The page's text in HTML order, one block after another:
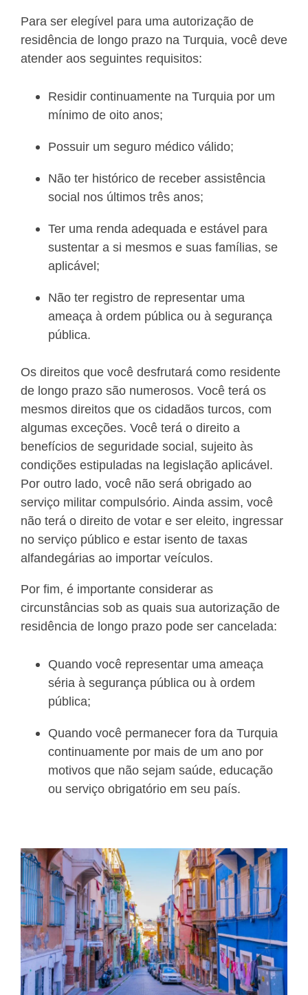
Para ser elegível para uma autorização de
residência de longo prazo na Turquia, você deve
atender aos seguintes requisitos:
Residir continuamente na Turquia por um
mínimo de oito anos;
Possuir um seguro médico válido;
Não ter histórico de receber assistência
social nos últimos três anos;
Ter uma renda adequada e estável para
sustentar a si mesmos e suas famílias, se
aplicável;
Não ter registro de representar uma
ameaça à ordem pública ou à segurança
pública.
Os direitos que você desfrutará como residente
de longo prazo são numerosos. Você terá os
mesmos direitos que os cidadãos turcos, com
algumas exceções. Você terá o direito a
benefícios de seguridade social, sujeito às
condições estipuladas na legislação aplicável.
Por outro lado, você não será obrigado ao
serviço militar compulsório. Ainda assim, você
não terá o direito de votar e ser eleito, ingressar
no serviço público e estar isento de taxas
alfandegárias ao importar veículos.
Por fim, é importante considerar as
circunstâncias sob as quais sua autorização de
residência de longo prazo pode ser cancelada:
Quando você representar uma ameaça
séria à segurança pública ou à ordem
pública;
Quando você permanecer fora da Turquia
continuamente por mais de um ano por
motivos que não sejam saúde, educação
ou serviço obrigatório em seu país.